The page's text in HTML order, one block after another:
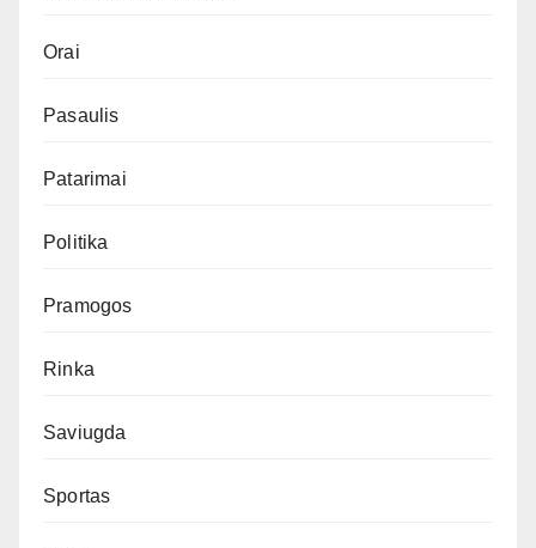
Orai
Pasaulis
Patarimai
Politika
Pramogos
Rinka
Saviugda
Sportas